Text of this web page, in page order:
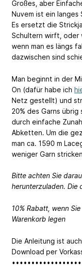
Großes, aber
Nuvem ist ein langes
Es ersetzt die
Schultern wirft, oder
wenn man es längs
dazwischen sind
Man beginnt in der
On (dafür habe ich
Netz gestellt) und
20% des Garns übrig
durch einfache
Abketten. Um die
man ca. 1590 m
weniger Garn
Bitte achten Sie
herunterzuladen. Die
10% Rabatt, wenn
Warenkorb legen
Die Anleitung ist
Download per